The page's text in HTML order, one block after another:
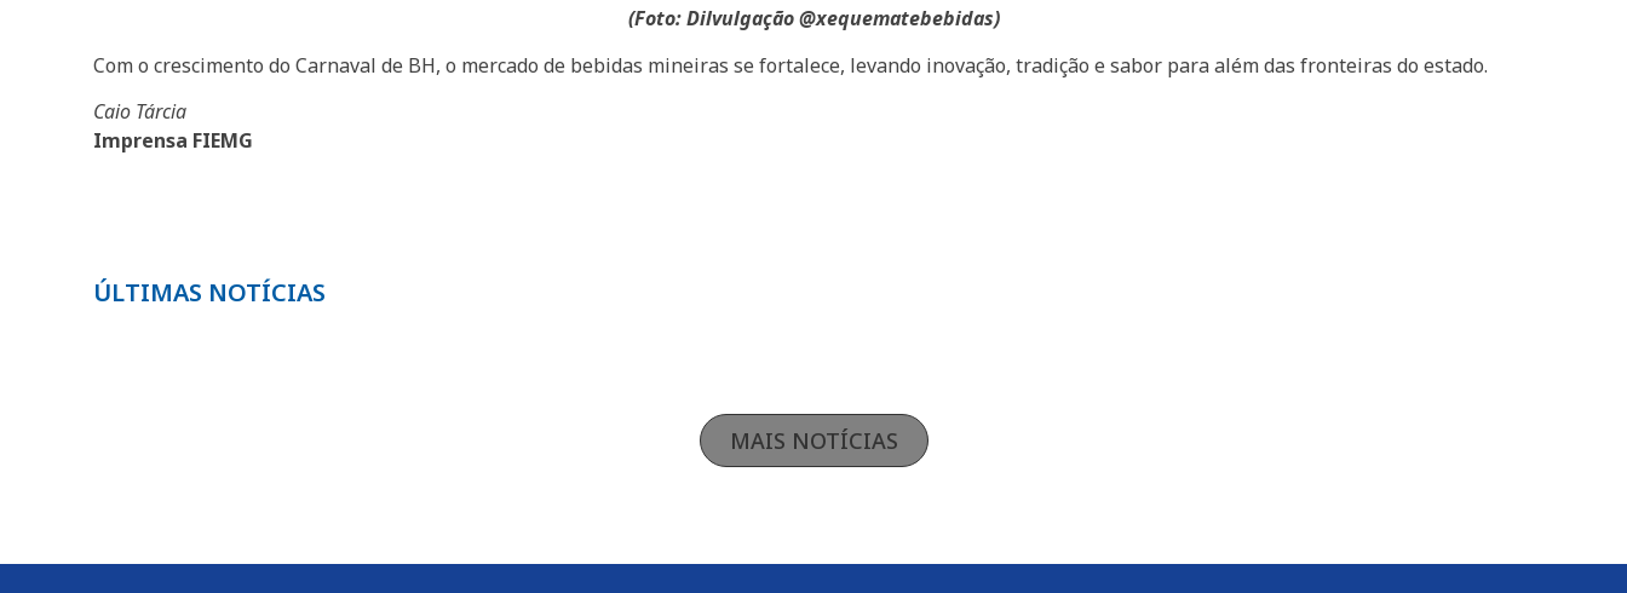
(Foto: Dilvulgação @xequematebebidas)
Com o crescimento do Carnaval de BH, o mercado de bebidas mineiras se fortalece, levando inovação, tradição e sabor para além das fronteiras do estado.
Caio Tárcia
Imprensa FIEMG
ÚLTIMAS NOTÍCIAS
MAIS NOTÍCIAS